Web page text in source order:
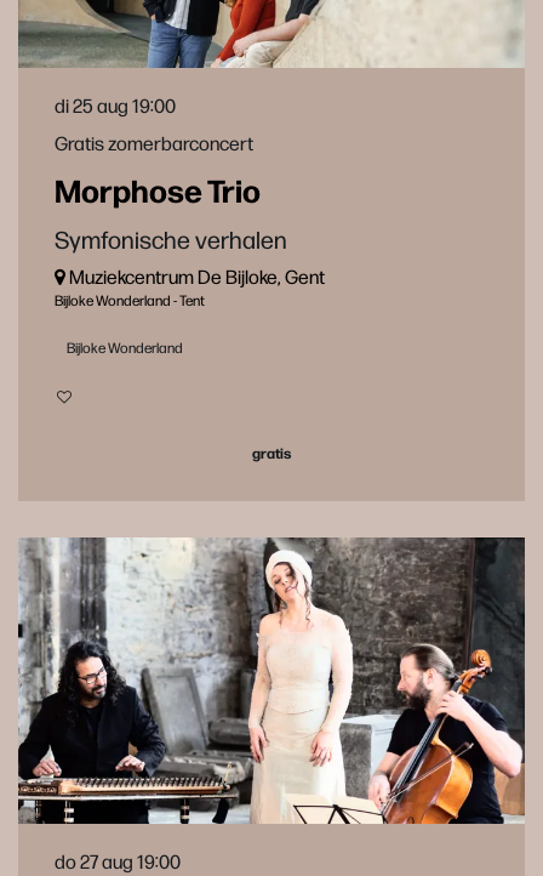
Morphose Trio
Symfonische verhalen
Gratis zomerbarconcert
di 25 aug19:00
Muziekcentrum De Bijloke, Gent
Bijloke Wonderland - Tent
Bijloke Wonderland
gratis
do 27 aug19:00